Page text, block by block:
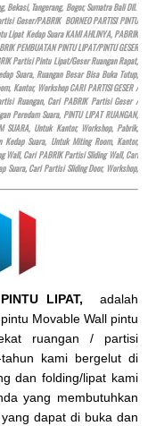
Bekasi, Tangerang, Bogor, Sumatra Bali Dll.
Geser/PABRIK BORNEO PARTISI PINTU
Lipat Kedap Suara KAMI AHLINYA, PABRIK
PEMBUATAN PINTU LIPAT/PINTU GESER
Partisi Pintu Lipat/Geser Ruangan Rapat,
Suara, Ruangan Besar Bisa Buka Tutup,
Kantor, Workshop CARI PARTISI GESER /
Ruangan, Cari PABRIK Partisi Geser /
Peredam Suara, PINTU LIPAT RUANGAN,
SUARA, Untuk Kantor, Workshop, Pabrik,
Suara, Untuk Miting Room, Kantor,
Wall, Cari PABRIK Partisi Sliding Wall, Cari
Suara, Cari Partisi Sliding Door, Workshop,
LIPAT, adalah
Movable Wall pintu
ruangan / partisi
kami bergelut di
dan folding/lipat kami
yang membutuhkan
dapat di buka dan